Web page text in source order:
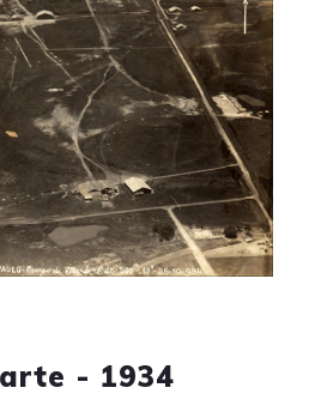
- 1934